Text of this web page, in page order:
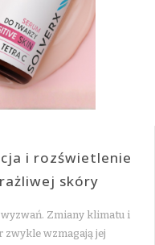
i rozświetlenie
skóry
Zmiany klimatu i
wzmagają jej